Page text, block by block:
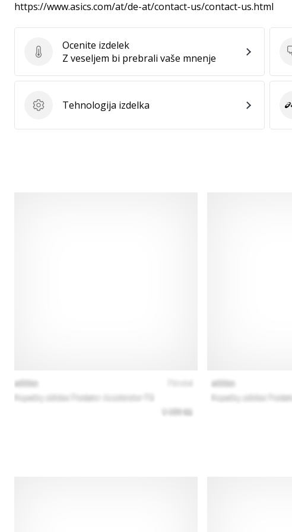
https://www.asics.com/at/de-at/contact-us/contact-us.html
Ocenite izdelek
Ocenite izdelek
Z veseljem bi prebrali vaše mnenje
Tehnologija izdelka
Tehnologija izdelka